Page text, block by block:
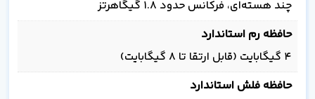
چند هسته‌ای، فرکانس حدود ۱.۸ گیگاهرتز
حافظه رم استاندارد
۴ گیگابایت (قابل ارتقا تا ۸ گیگابایت)
حافظه فلش استاندارد